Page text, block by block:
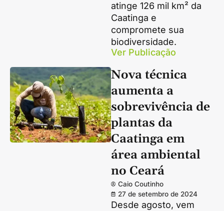
atinge 126 mil km² da
Caatinga e
compromete sua
biodiversidade.
Ver Publicação
Nova técnica
aumenta a
sobrevivência de
plantas da
Caatinga em
área ambiental
no Ceará
Caio Coutinho
27 de setembro de 2024
Desde agosto, vem